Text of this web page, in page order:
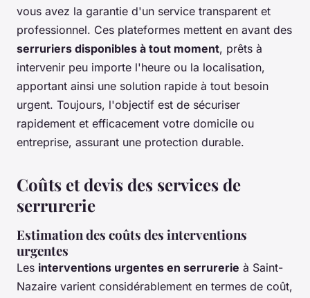
vous avez la garantie d'un service transparent et
professionnel. Ces plateformes mettent en avant des
serruriers disponibles à tout moment, prêts à
intervenir peu importe l'heure ou la localisation,
apportant ainsi une solution rapide à tout besoin
urgent. Toujours, l'objectif est de sécuriser
rapidement et efficacement votre domicile ou
entreprise, assurant une protection durable.
Coûts et devis des services de
serrurerie
Estimation des coûts des interventions
urgentes
Les interventions urgentes en serrurerie à Saint-
Nazaire varient considérablement en termes de coût,